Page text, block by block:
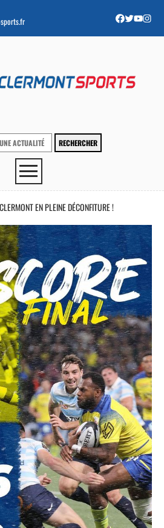
CLERMONT EN PLEINE DÉCONFITURE !